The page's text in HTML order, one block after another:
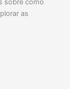
sobre como
as